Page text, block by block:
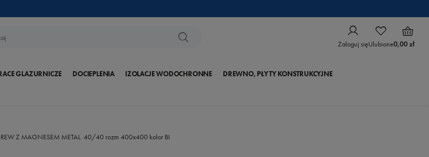
Zaloguj sięUlubione0,00 zł
GLAZURNICZE DOCIEPLENIA IZOLACJE WODOCHRONNE DREWNO, PŁYTY KONSTRUKCYJNE
REW Z MAGNESEM METAL. 40/40 rozm 400x400 kolor BI